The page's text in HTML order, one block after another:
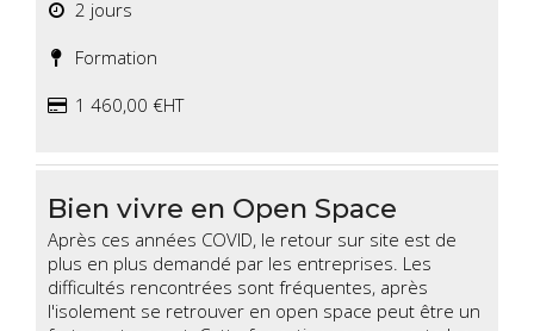
2 jours
Formation
1 460,00 €HT
Bien vivre en Open Space
Après ces années COVID, le retour sur site est de
plus en plus demandé par les entreprises. Les
difficultés rencontrées sont fréquentes, après
l'isolement se retrouver en open space peut être un